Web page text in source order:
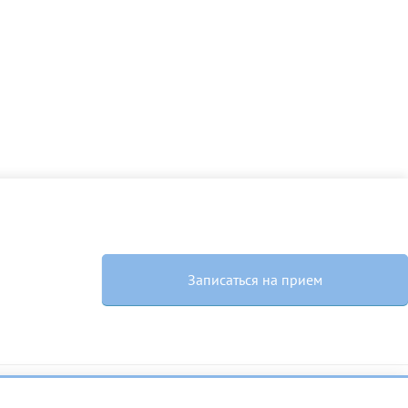
Записаться на прием
с